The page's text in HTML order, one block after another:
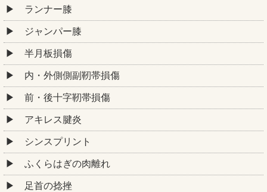
ランナー膝
ジャンパー膝
半月板損傷
内・外側側副靭帯損傷
前・後十字靭帯損傷
アキレス腱炎
シンスプリント
ふくらはぎの肉離れ
足首の捻挫